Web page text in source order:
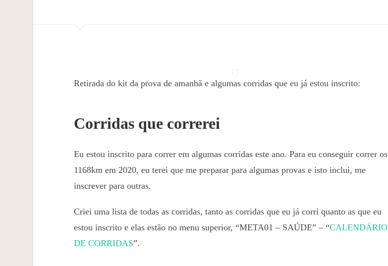
Retirada do kit da prova de amanhã e algumas corridas que eu já estou inscrito:
Corridas que correrei
Eu estou inscrito para correr em algumas corridas este ano. Para eu conseguir correr os
1168km em 2020, eu terei que me preparar para algumas provas e isto inclui, me
inscrever para outras.
Criei uma lista de todas as corridas, tanto as corridas que eu já corri quanto as que eu
estou inscrito e elas estão no menu superior, “META01 – SAÚDE” – “CALENDÁRIO
DE CORRIDAS”.